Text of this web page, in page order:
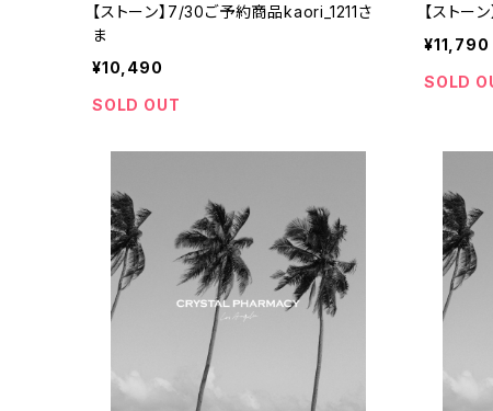
【ストーン】7/30ご予約商品kaori_1211さ
ま
¥10,490
SOLD OUT
【ストー
¥11,790
SOLD